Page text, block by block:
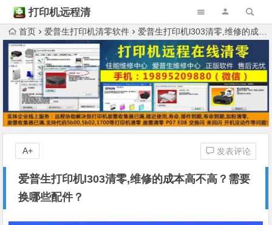
打印机远程清
零首页 爱普生打印机清零软件 爱普生打印机l303清零,维修的成本高不高？需要换哪些配件？
爱普生打印机l303清零,维修的成本高不高？需要
换哪些配件？
发表评论
A+